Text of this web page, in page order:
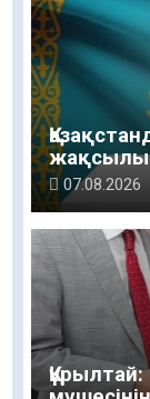
зерттеуі
07.08.2026